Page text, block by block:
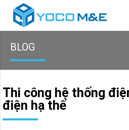
BLOG
Thi công hệ thống
điện hạ thế